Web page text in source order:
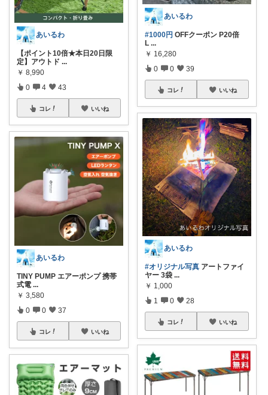
あいるわ
【ポイント10倍★本日20日限
定】アウトド ...
￥ 8,990
0 4 43
コレ いいね
あいるわ
TINY PUMP エアーポンプ 携帯
式電 ...
￥ 3,580
0 0 37
コレ いいね
あいるわ
#1000円 OFFクーポン P20倍
L ...
￥ 16,280
0 0 39
コレ いいね
あいるわ
#オリジナル写真 アートファイ
ヤー 3袋 ...
￥ 1,000
1 0 28
コレ いいね